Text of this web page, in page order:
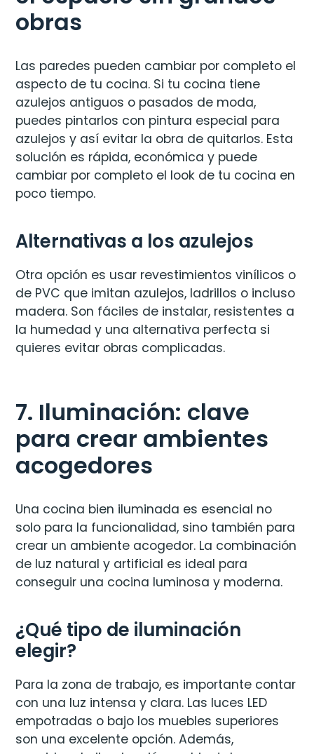
obras
Las paredes pueden cambiar por completo el
aspecto de tu cocina. Si tu cocina tiene
azulejos antiguos o pasados de moda,
puedes pintarlos con pintura especial para
azulejos y así evitar la obra de quitarlos. Esta
solución es rápida, económica y puede
cambiar por completo el look de tu cocina en
poco tiempo.
Alternativas a los azulejos
Otra opción es usar revestimientos vinílicos o
de PVC que imitan azulejos, ladrillos o incluso
madera. Son fáciles de instalar, resistentes a
la humedad y una alternativa perfecta si
quieres evitar obras complicadas.
7. Iluminación: clave
para crear ambientes
acogedores
Una cocina bien iluminada es esencial no
solo para la funcionalidad, sino también para
crear un ambiente acogedor. La combinación
de luz natural y artificial es ideal para
conseguir una cocina luminosa y moderna.
¿Qué tipo de iluminación
elegir?
Para la zona de trabajo, es importante contar
con una luz intensa y clara. Las luces LED
empotradas o bajo los muebles superiores
son una excelente opción. Además,